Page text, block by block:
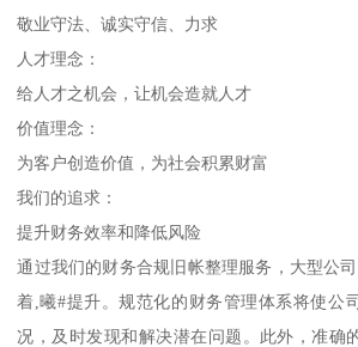
敬业守法、诚实守信、力求
人才理念：
给人才之机会，让机会造就人才
价值理念：
为客户创造价值，为社会积累财富
我们的追求：
提升财务效率和降低风险
通过我们的财务合规旧帐整理服务，大型公
着,曦#提升。规范化的财务管理体系将使公
况，及时发现和解决潜在问题。此外，准确